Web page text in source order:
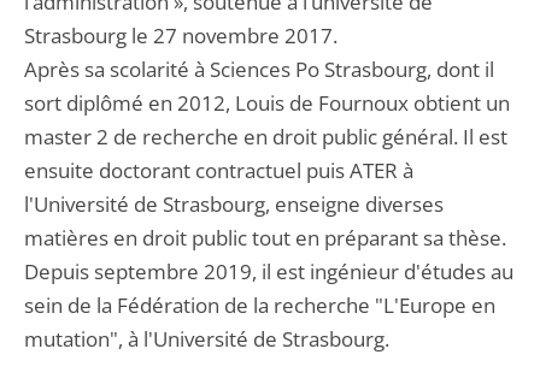
Strasbourg le 27 novembre 2017.
Après sa scolarité à Sciences Po Strasbourg, dont il
sort diplômé en 2012, Louis de Fournoux obtient un
master 2 de recherche en droit public général. Il est
ensuite doctorant contractuel puis ATER à
l'Université de Strasbourg, enseigne diverses
matières en droit public tout en préparant sa thèse.
Depuis septembre 2019, il est ingénieur d'études au
sein de la Fédération de la recherche "L'Europe en
mutation", à l'Université de Strasbourg.